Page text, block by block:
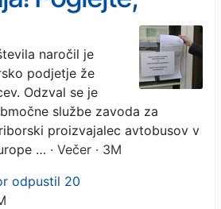
gre na
naročil je
podjetje že
Odzval se je
službe zavoda za
proizvajalec avtobusov v
… · Večer · 3M
odpustil 20